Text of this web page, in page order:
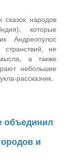
народов
которые
Андреопулос
не
а также
небольшие
рассказчик.
объединил
и